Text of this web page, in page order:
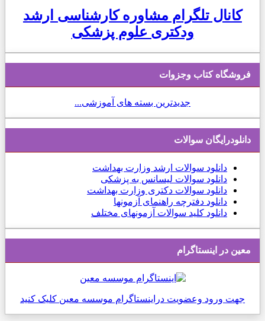
کانال تلگرام مشاوره کارشناسی ارشد
ودکتری علوم پزشکی
فروشگاه کتاب وجزوات
جدیدترین بسته های آموزشی...
دانلودرایگان سوالات
دانلود سوالات ارشد وزارت بهداشت
دانلود سوالات لیسانس به پزشکی
دانلود سوالات دکتری وزارت بهداشت
دانلود دفترچه راهنمای آزمونها
دانلود کلید سوالات آزمونهای مختلف
معین در اینستاگرام
جهت ورود وعضویت دراینستاگرام موسسه معین کلیک کنید